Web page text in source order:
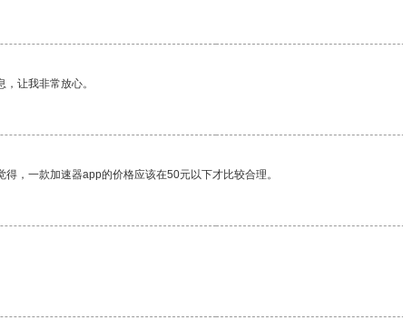
让我非常放心。
，一款加速器app的价格应该在50元以下才比较合理。